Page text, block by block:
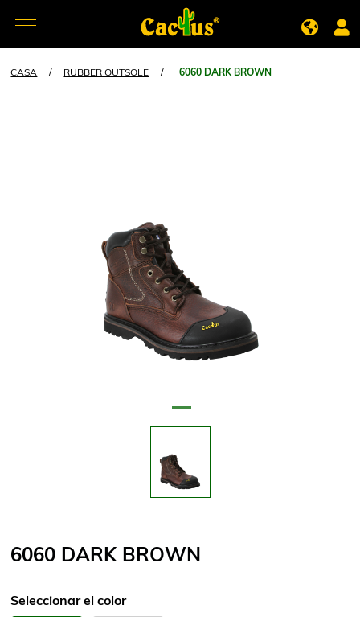
CASA / RUBBER OUTSOLE / 6060 DARK BROWN
6060 DARK BROWN
Seleccionar el color